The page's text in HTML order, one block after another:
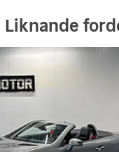
Liknande